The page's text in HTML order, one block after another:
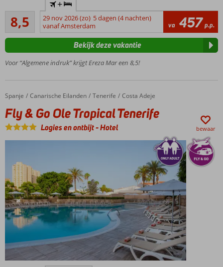
hotel;
min.
leeftijd
jaar
Infinity
zwembad
uitzicht
op zee
Vlakbij
het
strand
Caleta
de
Fuste
Dagelijks
entertainment
Halfpension
of All
mogelijk
8,5
Aanrader
6
beoordelingen
+
29 nov 2026 (zo) 5 dagen (4 nachten)
vanaf Amsterdam
va 457 p.p.
Voor “Algemene indruk” krijgt Ereza Mar een 8,5!
Bekijk deze vakantie
Home
Spanje Canarische Eilanden Tenerife Costa Adeje
Fly & Go Ole Tropical Tenerife
Fly & Go Ole Tropical Tenerife
Logies en ontbijt-Hotel bewaar